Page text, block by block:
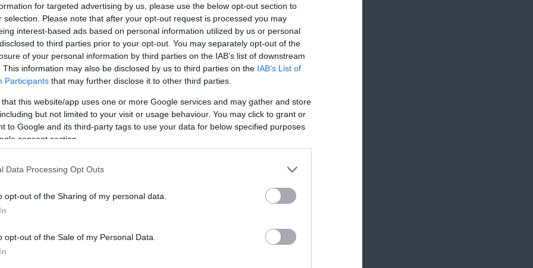
for targeted advertising by us, please use the below opt-out section to
selection. Please note that after your opt-out request is processed you may
interest-based ads based on personal information utilized by us or personal
to third parties prior to your opt-out. You may separately opt-out of the
of your personal information by third parties on the IAB’s list of downstream
This information may also be disclosed by us to third parties on the IAB’s List of
Participants that may further disclose it to other third parties.
that this website/app uses one or more Google services and may gather and store
but not limited to your visit or usage behaviour. You may click to grant or
to Google and its third-party tags to use your data for below specified purposes
consent section.
Data Processing Opt Outs
opt-out of the Sharing of my personal data.
opt-out of the Sale of my Personal Data.
26 min
Causing Foods
Stop Eating
Now
3 h 40 min
Doctor: One Teaspoon Kills
All Worms in Your Body!